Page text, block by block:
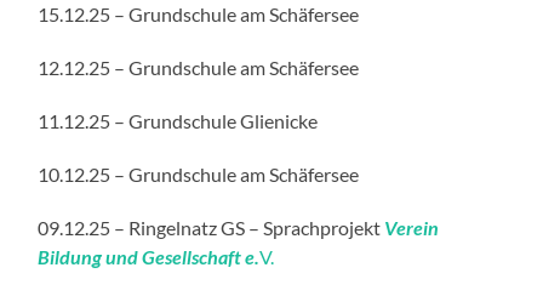
15.12.25 – Grundschule am Schäfersee
12.12.25 – Grundschule am Schäfersee
11.12.25 – Grundschule Glienicke
10.12.25 – Grundschule am Schäfersee
09.12.25 – Ringelnatz GS – Sprachprojekt Verein
Bildung und Gesellschaft e.V.